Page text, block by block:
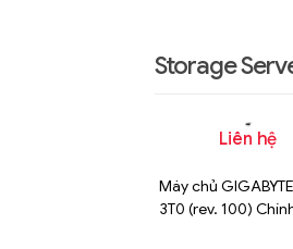
Storage
Liên hệ
Máy chủ
3T0 (rev. 100)